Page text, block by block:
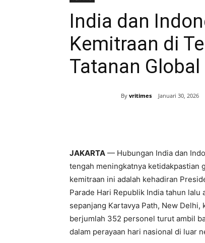
India dan
Kemitraan di
Tatanan Global
By vritimes Januari 30, 2026
JAKARTA — Hubungan India dan
tengah meningkatnya ketidakpastian
kemitraan ini adalah kehadiran
Parade Hari Republik India tahun
sepanjang Kartavya Path, New
berjumlah 352 personel turut ambil
dalam perayaan hari nasional di luar